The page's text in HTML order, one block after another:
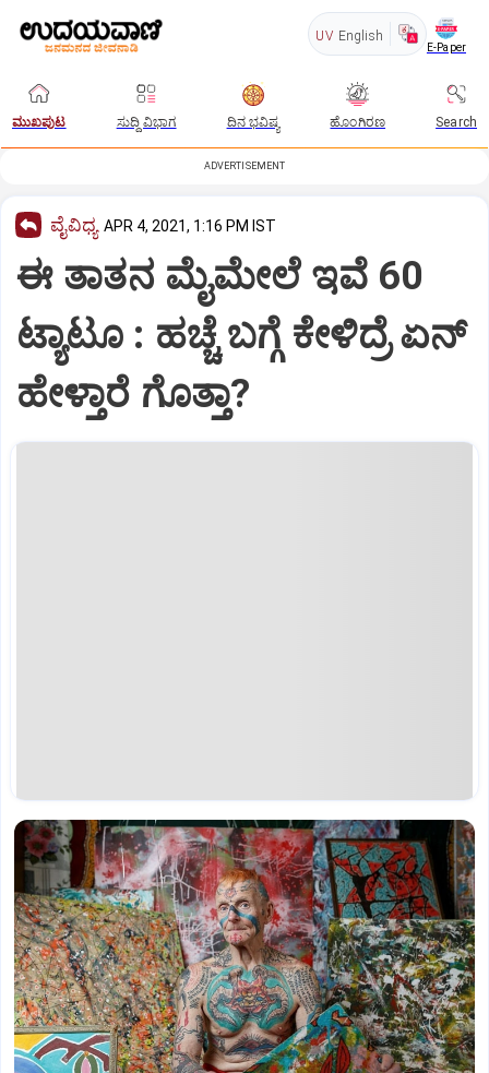
UV English
E-Paper
ಮುಖಪುಟ ಸುದ್ದಿ ವಿಭಾಗ ದಿನ ಭವಿಷ್ಯ ಹೊಂಗಿರಣ Search
ADVERTISEMENT
ವೈವಿಧ್ಯ APR 4, 2021, 1:16 PM IST
ಈ ತಾತನ ಮೈಮೇಲೆ ಇವೆ 60
ಟ್ಯಾಟೂ : ಹಚ್ಚೆ ಬಗ್ಗೆ ಕೇಳಿದ್ರೆ ಏನ್
ಹೇಳ್ತಾರೆ ಗೊತ್ತಾ?